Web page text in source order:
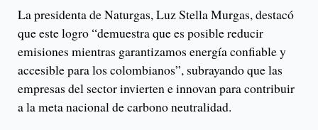
La presidenta de Naturgas, Luz Stella Murgas, destacó
que este logro “demuestra que es posible reducir
emisiones mientras garantizamos energía confiable y
accesible para los colombianos”, subrayando que las
empresas del sector invierten e innovan para contribuir
a la meta nacional de carbono neutralidad.